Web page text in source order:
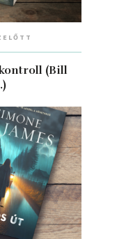
(Bill